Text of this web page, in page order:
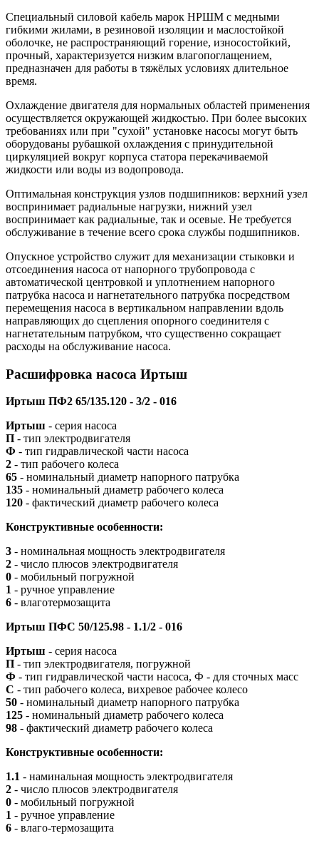
Специальный силовой кабель марок НРШМ с медными
гибкими жилами, в резиновой изоляции и маслостойкой
оболочке, не распространяющий горение, износостойкий,
прочный, характеризуется низким влагопоглащением,
предназначен для работы в тяжёлых условиях длительное
время.
Охлаждение двигателя для нормальных областей применения
осуществляется окружающей жидкостью. При более высоких
требованиях или при "сухой" установке насосы могут быть
оборудованы рубашкой охлаждения с принудительной
циркуляцией вокруг корпуса статора перекачиваемой
жидкости или воды из водопровода.
Оптимальная конструкция узлов подшипников: верхний узел
воспринимает радиальные нагрузки, нижний узел
воспринимает как радиальные, так и осевые. Не требуется
обслуживание в течение всего срока службы подшипников.
Опускное устройство служит для механизации стыковки и
отсоединения насоса от напорного трубопровода с
автоматической центровкой и уплотнением напорного
патрубка насоса и нагнетательного патрубка посредством
перемещения насоса в вертикальном направлении вдоль
направляющих до сцепления опорного соединителя с
нагнетательным патрубком, что существенно сокращает
расходы на обслуживание насоса.
Расшифровка насоса Иртыш
Иртыш ПФ2 65/135.120 - 3/2 - 016
Иртыш - серия насоса
П - тип электродвигателя
Ф - тип гидравлической части насоса
2 - тип рабочего колеса
65 - номинальный диаметр напорного патрубка
135 - номинальный диаметр рабочего колеса
120 - фактический диаметр рабочего колеса
Конструктивные особенности:
3 - номинальная мощность электродвигателя
2 - число плюсов электродвигателя
0 - мобильный погружной
1 - ручное управление
6 - влаготермозащита
Иртыш ПФС 50/125.98 - 1.1/2 - 016
Иртыш - серия насоса
П - тип электродвигателя, погружной
Ф - тип гидравлической части насоса, Ф - для сточных масс
С - тип рабочего колеса, вихревое рабочее колесо
50 - номинальный диаметр напорного патрубка
125 - номинальный диаметр рабочего колеса
98 - фактический диаметр рабочего колеса
Конструктивные особенности:
1.1 - наминальная мощность электродвигателя
2 - число плюсов электродвигателя
0 - мобильный погружной
1 - ручное управление
6 - влаго-термозащита